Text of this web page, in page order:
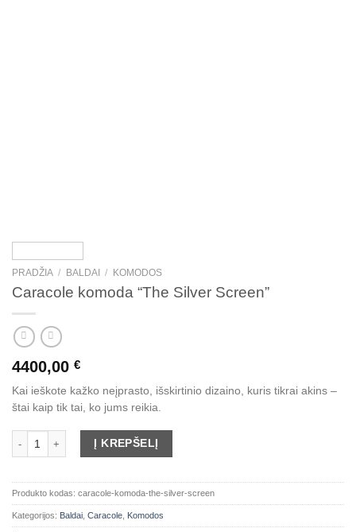
PRADŽIA / BALDAI / KOMODOS
Caracole komoda “The Silver Screen”
4400,00 €
Kai ieškote kažko neįprasto, išskirtinio dizaino, kuris tikrai akins –
štai kaip tik tai, ko jums reikia.
produkto kiekis: Caracole komoda "The Silver Screen"
Į KREPŠELĮ
Produkto kodas: caracole-komoda-the-silver-screen
Kategorijos: Baldai Caracole Komodos